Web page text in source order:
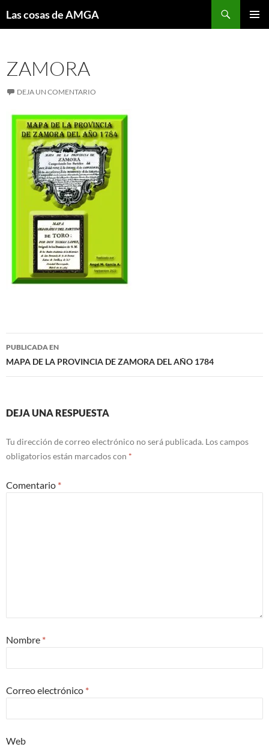
Las cosas de AMGA
ZAMORA
DEJA UN COMENTARIO
Navegación
de
PUBLICADA EN
MAPA DE LA PROVINCIA DE ZAMORA DEL AÑO 1784
DEJA UNA RESPUESTA
Tu dirección de correo electrónico no será publicada. Los campos
obligatorios están marcados con *
Comentario *
Nombre *
Correo electrónico *
Web